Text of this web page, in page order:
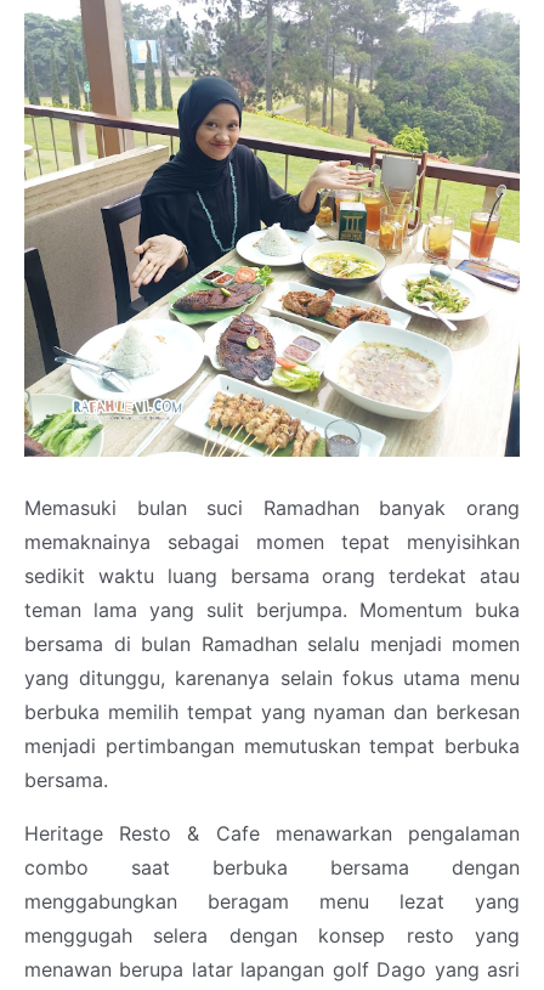
Memasuki bulan suci Ramadhan banyak orang
memaknainya sebagai momen tepat menyisihkan
sedikit waktu luang bersama orang terdekat atau
teman lama yang sulit berjumpa. Momentum buka
bersama di bulan Ramadhan selalu menjadi momen
yang ditunggu, karenanya selain fokus utama menu
berbuka memilih tempat yang nyaman dan berkesan
menjadi pertimbangan memutuskan tempat berbuka
bersama.
Heritage Resto & Cafe menawarkan pengalaman
combo saat berbuka bersama dengan
menggabungkan beragam menu lezat yang
menggugah selera dengan konsep resto yang
menawan berupa latar lapangan golf Dago yang asri